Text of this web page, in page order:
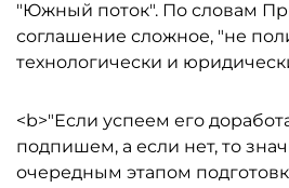
"Южный поток". По словам
соглашение сложное, "не
технологически и
<b>"Если успеем его
подпишем, а если нет, то
очередным этапом